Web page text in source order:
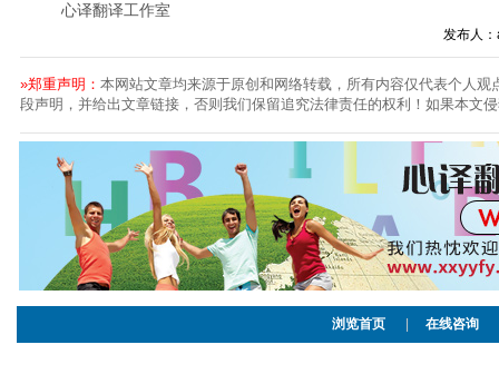
心译翻译工作室
发布人
»郑重声明： 本网站文章均来源于原创和网络转载，所有内容仅代表个人
段声明，并给出文章链接，否则我们保留追究法律责任的权利！如果本文
浏览首页 在线咨询